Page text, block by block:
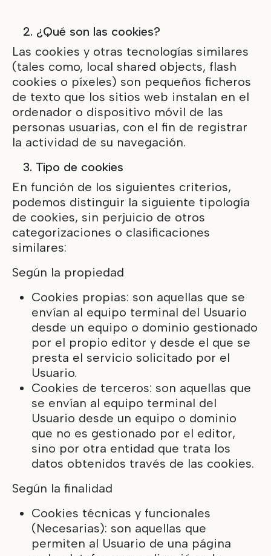
2. ¿Qué son las cookies?
Las cookies y otras tecnologías similares
(tales como, local shared objects, flash
cookies o píxeles) son pequeños ficheros
de texto que los sitios web instalan en el
ordenador o dispositivo móvil de las
personas usuarias, con el fin de registrar
la actividad de su navegación.
3. Tipo de cookies
En función de los siguientes criterios,
podemos distinguir la siguiente tipología
de cookies, sin perjuicio de otros
categorizaciones o clasificaciones
similares:
Según la propiedad
Cookies propias: son aquellas que se
envían al equipo terminal del Usuario
desde un equipo o dominio gestionado
por el propio editor y desde el que se
presta el servicio solicitado por el
Usuario.
Cookies de terceros: son aquellas que
se envían al equipo terminal del
Usuario desde un equipo o dominio
que no es gestionado por el editor,
sino por otra entidad que trata los
datos obtenidos través de las cookies.
Según la finalidad
Cookies técnicas y funcionales
(Necesarias): son aquellas que
permiten al Usuario de una página